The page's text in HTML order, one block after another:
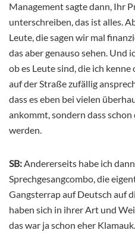
Management sagte dann, Ihr
unterschreiben, das ist alles.
Leute, die sagen wir mal
das aber genauso sehen. Und
ob es Leute sind, die ich
auf der Straße zufällig
dass es eben bei vielen
ankommt, sondern dass schon
werden.
SB:Andererseits habe ich
Sprechgesangcombo, die
Gangsterrap auf Deutsch auf
haben sich in ihrer Art und
das war ja schon eher Klamauk.